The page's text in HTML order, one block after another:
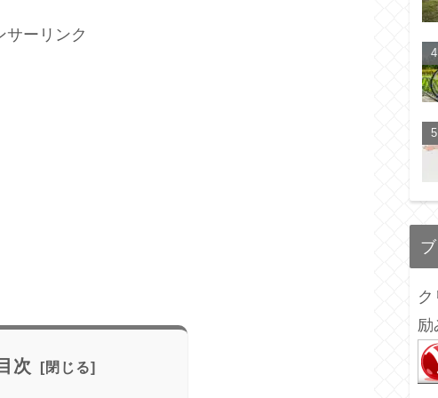
サーリンク
次
ク
励